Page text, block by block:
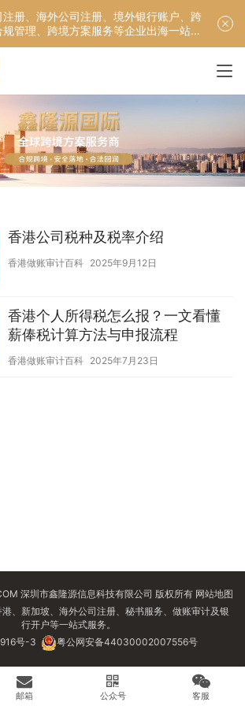
册、海外公司注册、境外银行账户、跨
管理、跨境方案服务等企业出海一站式
香港公司税种及税率介绍
香港做账审计百科 2025年9月12日
香港个人所得税怎么报？一文看懂
薪俸税计算方法与申报流程
香港做账审计百科 2025年7月23日
深圳市鑫隆源信息科技有限公司 版权所有 网站地图
、新加坡、海外公司注册、秘书服务、做账审计及银
行开户等一站式服务。
号-3
粤公网安备44030002007556号
邮箱 公众号 客服